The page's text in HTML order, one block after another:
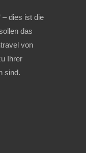
– dies ist die
das
von
Ihrer
sind.